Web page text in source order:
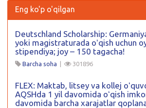
Eng ko'p o'qilgan
Deutschland Scholarship:
yoki magistraturada oʻqish uchun
stipendiya; joy – 150 tagacha!
Barcha soha | 301896
FLEX: Maktab, litsey va kollej
AQSHda 1 yil davomida oʻqish
davomida barcha xarajatlar